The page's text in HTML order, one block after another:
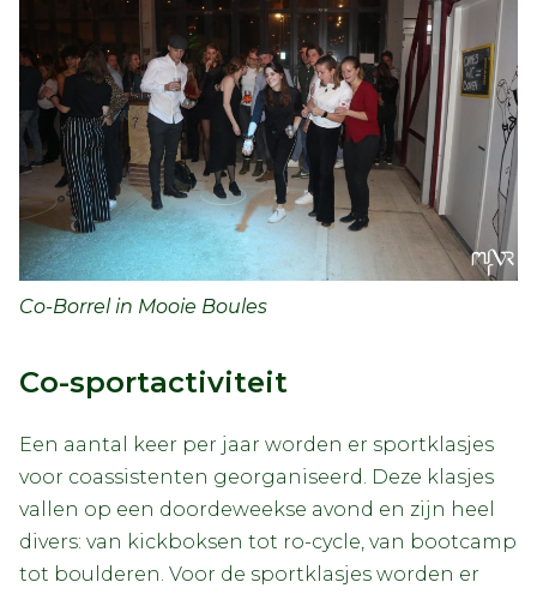
Co-Borrel in Mooie Boules
Co-sportactiviteit
Een aantal keer per jaar worden er sportklasjes
voor coassistenten georganiseerd. Deze klasjes
vallen op een doordeweekse avond en zijn heel
divers: van kickboksen tot ro-cycle, van bootcamp
tot boulderen. Voor de sportklasjes worden er